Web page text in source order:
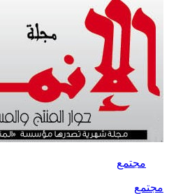
مجتمع
مجتمع